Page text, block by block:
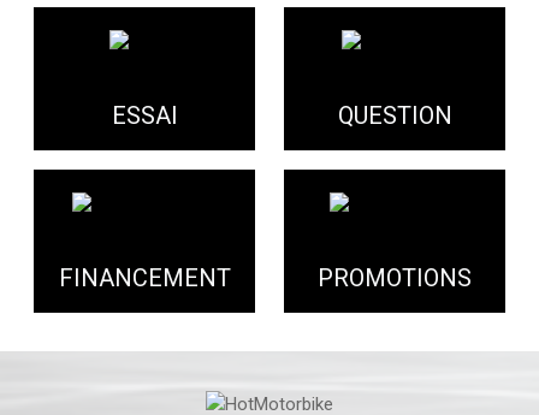
ESSAI QUESTION
FINANCEMENT PROMOTIONS